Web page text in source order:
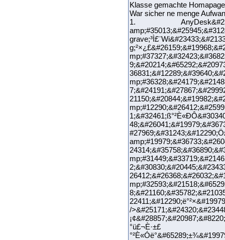
Klasse gemachte
War sicher ne menge
1.
/
°ü£¬È·±£